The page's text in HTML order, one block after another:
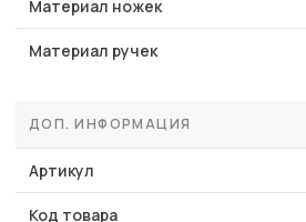
Материал ножек
Материал ручек
ДОП. ИНФОРМАЦИЯ
Артикул
Код товара